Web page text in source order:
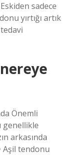
sadece
yırtığı artık
Önemli
genellikle
arkasında
Aşil tendonu